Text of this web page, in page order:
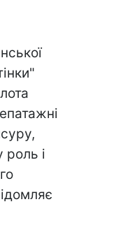
роль і